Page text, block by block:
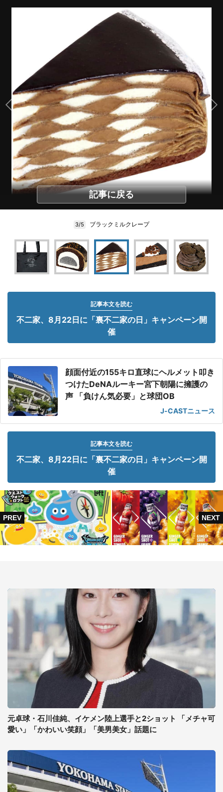
記事に戻る
3/5 ブラックミルクレープ
記事本文を読む
不二家、8月22日に「裏不二家の日」キャンペーン開
催
顔面付近の155キロ直球にヘルメット叩き
つけたDeNAルーキー宮下朝陽に擁護の
声 「負けん気必要」と球団OB
J-CASTニュース
記事本文を読む
不二家、8月22日に「裏不二家の日」キャンペーン開
催
元卓球・石川佳純、イケメン陸上選手と2ショット 「メチャ可
愛い」「かわいい笑顔」「美男美女」話題に